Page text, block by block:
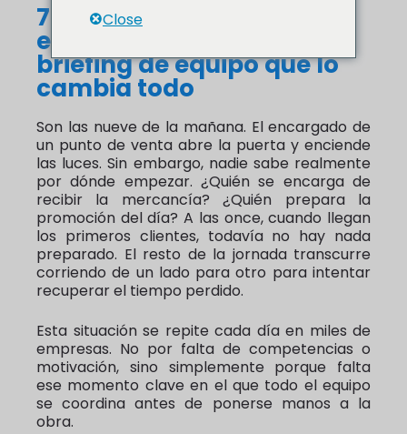
7 minutos al día para
evitar 2 horas de caos: el
briefing de equipo que lo
cambia todo
Son las nueve de la mañana. El encargado de
un punto de venta abre la puerta y enciende
las luces. Sin embargo, nadie sabe realmente
por dónde empezar. ¿Quién se encarga de
recibir la mercancía? ¿Quién prepara la
promoción del día? A las once, cuando llegan
los primeros clientes, todavía no hay nada
preparado. El resto de la jornada transcurre
corriendo de un lado para otro para intentar
recuperar el tiempo perdido.
Esta situación se repite cada día en miles de
empresas. No por falta de competencias o
motivación, sino simplemente porque falta
ese momento clave en el que todo el equipo
se coordina antes de ponerse manos a la
obra.
Close